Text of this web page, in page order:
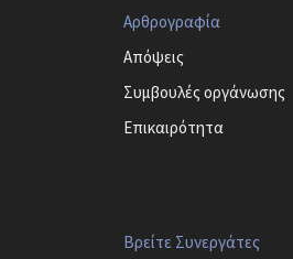
Αρθρογραφία
Απόψεις
Συμβουλές οργάνωσης
Επικαιρότητα
Βρείτε Συνεργάτες